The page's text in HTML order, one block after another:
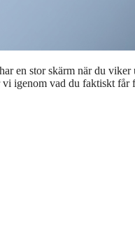
en stor skärm när du
igenom vad du faktiskt får